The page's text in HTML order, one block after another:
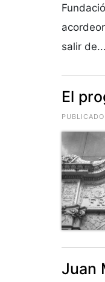
salir de...
El
Juan